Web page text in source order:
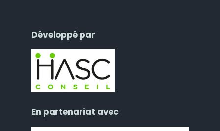
Développé par
En partenariat avec